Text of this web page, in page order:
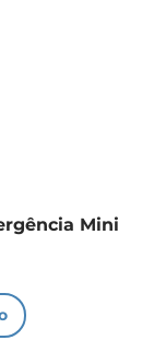
Mini